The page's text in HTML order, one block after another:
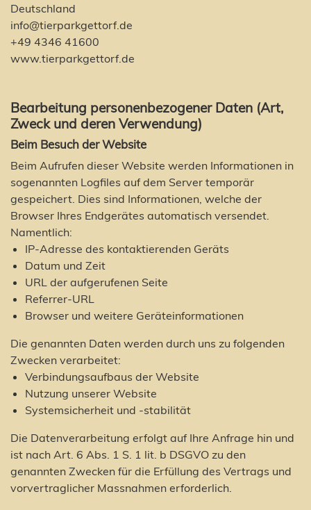
Deutschland
info@tierparkgettorf.de
+49 4346 41600
www.tierparkgettorf.de
Bearbeitung personenbezogener Daten (Art,
Zweck und deren Verwendung)
Beim Besuch der Website
Beim Aufrufen dieser Website werden Informationen in
sogenannten Logfiles auf dem Server temporär
gespeichert. Dies sind Informationen, welche der
Browser Ihres Endgerätes automatisch versendet.
Namentlich:
IP-Adresse des kontaktierenden Geräts
Datum und Zeit
URL der aufgerufenen Seite
Referrer-URL
Browser und weitere Geräteinformationen
Die genannten Daten werden durch uns zu folgenden
Zwecken verarbeitet:
Verbindungsaufbaus der Website
Nutzung unserer Website
Systemsicherheit und -stabilität
Die Datenverarbeitung erfolgt auf Ihre Anfrage hin und
ist nach Art. 6 Abs. 1 S. 1 lit. b DSGVO zu den
genannten Zwecken für die Erfüllung des Vertrags und
vorvertraglicher Massnahmen erforderlich.